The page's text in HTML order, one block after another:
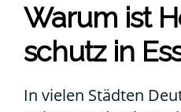
War­um ist
schutz in
In vie­len Städ­ten